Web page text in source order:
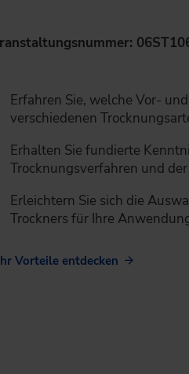
Erfahren Sie, welche Vor-
verschiedenen
Erhalten Sie fundierte
Trocknungsverfahren und
Erleichtern Sie sich die
Trockners für Ihre
Vorteile entdecken